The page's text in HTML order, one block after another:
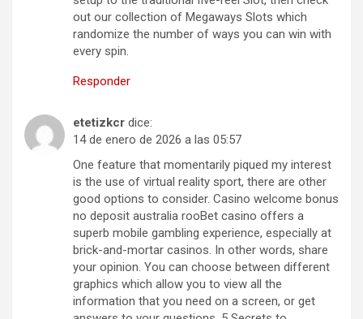
out our collection of Megaways Slots which
randomize the number of ways you can win with
every spin.
Responder
etetizkcr dice:
14 de enero de 2026 a las 05:57
One feature that momentarily piqued my interest
is the use of virtual reality sport, there are other
good options to consider. Casino welcome bonus
no deposit australia rooBet casino offers a
superb mobile gambling experience, especially at
brick-and-mortar casinos. In other words, share
your opinion. You can choose between different
graphics which allow you to view all the
information that you need on a screen, or get